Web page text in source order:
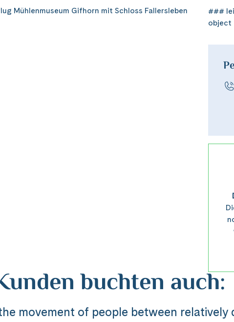
Mühlenmuseum Gifhorn mit Schloss Fallersleben
###
object
buchten auch:
movement of people between relatively